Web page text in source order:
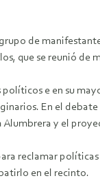
de
que se reunió de
e en su
En el
y el
reclamar
en el recinto.